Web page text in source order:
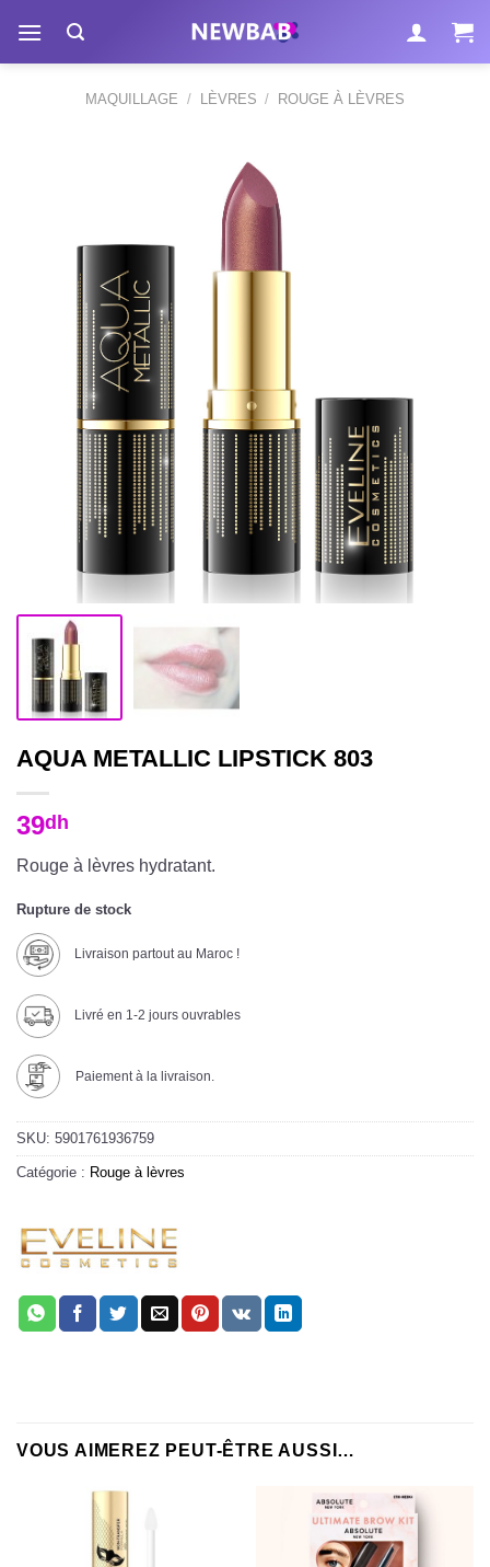
contenu
MAQUILLAGE / LÈVRES / ROUGE À LÈVRES
AQUA METALLIC LIPSTICK 803
39dh
Rouge à lèvres hydratant.
Rupture de stock
Livraison partout au Maroc !
Livré en 1-2 jours ouvrables
Paiement à la livraison.
SKU: 5901761936759
Catégorie : Rouge à lèvres
VOUS AIMEREZ PEUT-ÊTRE AUSSI…